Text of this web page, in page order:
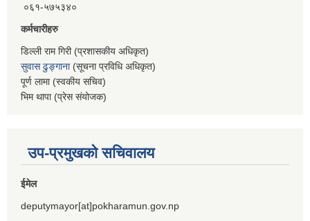
०६१-५७५३४०
कर्मचारीहरु
डिल्ली राम गिरी (प्रशासकीय अधिकृत)
सुवास ढुङ्गाना(सूचना प्रविधि अधिकृत)
पूर्ण लामा (स्वकीय सचिव)
भिम थापा (प्रेस संयोजक)
उप-प्रमुखको सचिवालय
ईमेल
deputymayor[at]pokharamun.gov.np